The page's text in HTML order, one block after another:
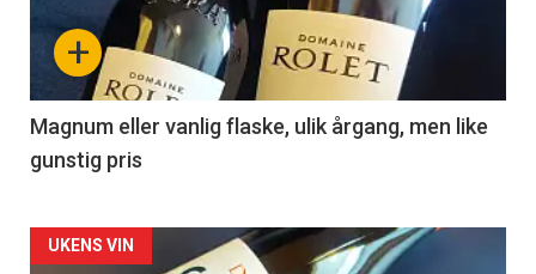
nå
3
+
Magnum eller vanlig flaske, ulik årgang, men like
gunstig pris
Forsiden
UKENS VIN